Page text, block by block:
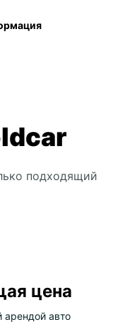
подходящий
цена
арендой авто